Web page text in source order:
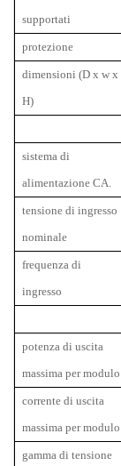
supportati
protezione
dimensioni (D x w x
H)
sistema di
alimentazione CA.
tensione di ingresso
nominale
frequenza di
ingresso
potenza di uscita
massima per modulo
corrente di uscita
massima per modulo
gamma di tensione